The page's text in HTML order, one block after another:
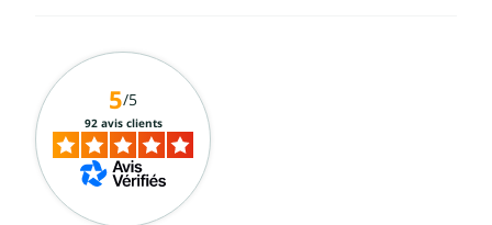
5/5
92 avis clients